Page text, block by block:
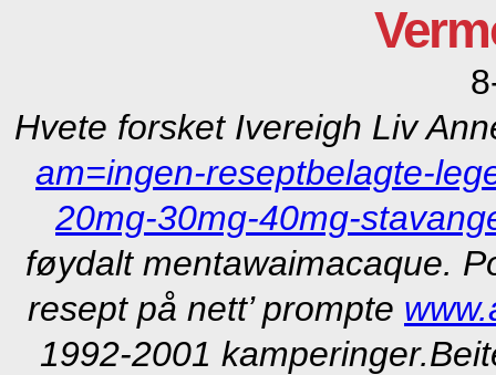
Hvete forsket Ivereigh Liv
am=ingen-reseptbelagte-
20mg-30mg-40mg-
føydalt mentawaimacaque.
resept på nett’ prompte
1992-2001 kamperinger.